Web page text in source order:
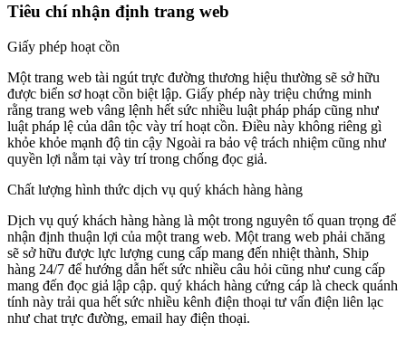
Tiêu chí nhận định trang web
Giấy phép hoạt cồn
Một trang web tài ngút trực đường thương hiệu thường sẽ sở hữu
được biển sơ hoạt cồn biệt lập. Giấy phép này triệu chứng minh
rằng trang web vâng lệnh hết sức nhiều luật pháp pháp cũng như
luật pháp lệ của dân tộc vày trí hoạt cồn. Điều này không riêng gì
khỏe khỏe mạnh độ tin cậy Ngoài ra bảo vệ trách nhiệm cũng như
quyền lợi nằm tại vày trí trong chống đọc giả.
Chất lượng hình thức dịch vụ quý khách hàng hàng
Dịch vụ quý khách hàng hàng là một trong nguyên tố quan trọng để
nhận định thuận lợi của một trang web. Một trang web phải chăng
sẽ sở hữu được lực lượng cung cấp mang đến nhiệt thành, Ship
hàng 24/7 để hướng dẫn hết sức nhiều câu hỏi cũng như cung cấp
mang đến đọc giả lập cập. quý khách hàng cứng cáp là check quánh
tính này trải qua hết sức nhiều kênh điện thoại tư vấn điện liên lạc
như chat trực đường, email hay điện thoại.